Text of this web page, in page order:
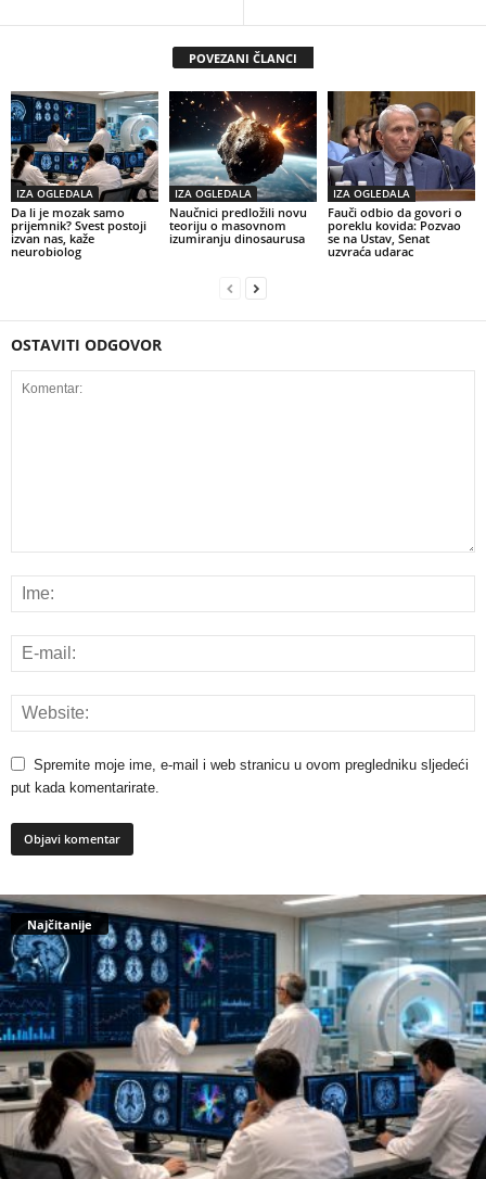
POVEZANI ČLANCI
IZA OGLEDALA
Da li je mozak samo
prijemnik? Svest postoji
izvan nas, kaže
neurobiolog
IZA OGLEDALA
Naučnici predložili novu
teoriju o masovnom
izumiranju dinosaurusa
IZA OGLEDALA
Fauči odbio da govori o
poreklu kovida: Pozvao
se na Ustav, Senat
uzvraća udarac
OSTAVITI ODGOVOR
Spremite moje ime, e-mail i web stranicu u ovom pregledniku sljedeći
put kada komentarirate.
Najčitanije